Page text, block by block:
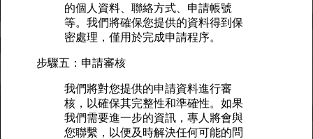
的個人資料、聯絡方式、申請帳號
等。我們將確保您提供的資料得到保
密處理，僅用於完成申請程序。
步驟五：申請審核
我們將對您提供的申請資料進行審
核，以確保其完整性和準確性。如果
我們需要進一步的資訊，專人將會與
您聯繫，以便及時解決任何可能的問